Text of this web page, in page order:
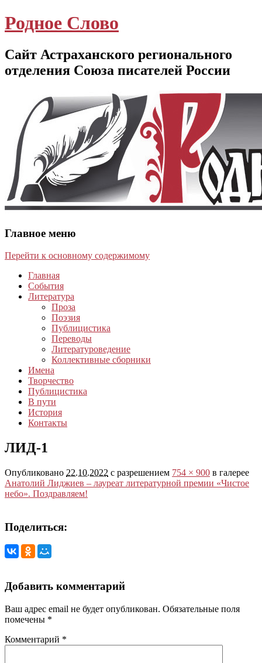
Родное Слово
Сайт Астраханского регионального
отделения Союза писателей России
Главное меню
Перейти к основному содержимому
Главная
События
Литература
Проза
Поэзия
Публицистика
Переводы
Литературоведение
Коллективные сборники
Имена
Творчество
Публицистика
В пути
История
Контакты
ЛИД-1
Опубликовано 22.10.2022 с разрешением 754 × 900 в галерее
Анатолий Лиджиев – лауреат литературной премии «Чистое
небо». Поздравляем!
Поделиться:
Добавить комментарий
Ваш адрес email не будет опубликован. Обязательные поля
помечены *
Комментарий *